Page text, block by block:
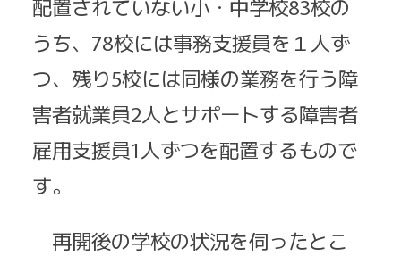
配置されていない小・中学校83校の
うち、78校には事務支援員を１人ず
つ、残り5校には同様の業務を行う障
害者就業員2人とサポートする障害者
雇用支援員1人ずつを配置するもので
す。
再開後の学校の状況を伺ったとこ